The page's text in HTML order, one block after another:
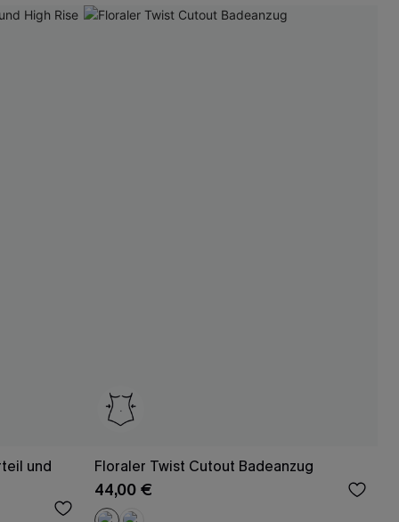
und
Floraler Twist Cutout Badeanzug
44,00 €